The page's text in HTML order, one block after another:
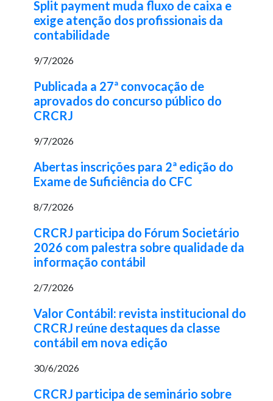
Split payment muda fluxo de caixa e
exige atenção dos profissionais da
contabilidade
9/7/2026
Publicada a 27ª convocação de
aprovados do concurso público do
CRCRJ
9/7/2026
Abertas inscrições para 2ª edição do
Exame de Suficiência do CFC
8/7/2026
CRCRJ participa do Fórum Societário
2026 com palestra sobre qualidade da
informação contábil
2/7/2026
Valor Contábil: revista institucional do
CRCRJ reúne destaques da classe
contábil em nova edição
30/6/2026
CRCRJ participa de seminário sobre